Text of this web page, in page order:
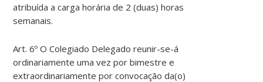
atribuída a carga horária de 2 (duas) horas
semanais.
Art. 6º O Colegiado Delegado reunir-se-á
ordinariamente uma vez por bimestre e
extraordinariamente por convocação da(o)